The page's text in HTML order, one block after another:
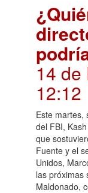
14 de
12:12
Este martes,
del FBI,
que
Fuente y el
Unidos,
las próximas
Maldonado,